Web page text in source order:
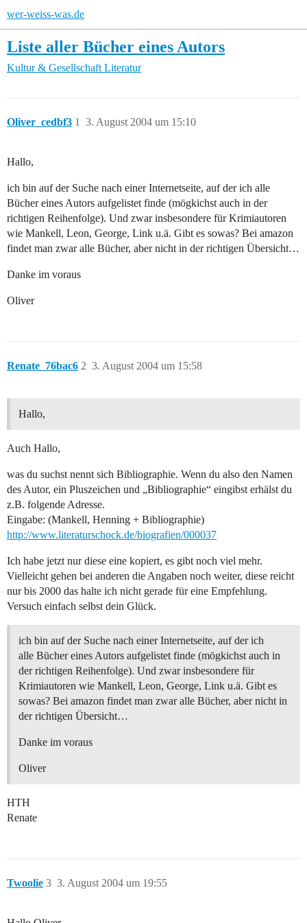
wer-weiss-was.de
Liste aller Bücher eines Autors
Kultur & Gesellschaft Literatur
Oliver_cedbf3 3. August 2004 um 15:10
1
Hallo,
ich bin auf der Suche nach einer Internetseite, auf der ich alle
Bücher eines Autors aufgelistet finde (mögkichst auch in der
richtigen Reihenfolge). Und zwar insbesondere für Krimiautoren
wie Mankell, Leon, George, Link u.ä. Gibt es sowas? Bei amazon
findet man zwar alle Bücher, aber nicht in der richtigen Übersicht…
Danke im voraus
Oliver
Renate_76bac6 3. August 2004 um 15:58
2
Hallo,
Auch Hallo,
was du suchst nennt sich Bibliographie. Wenn du also den Namen
des Autor, ein Pluszeichen und „Bibliographie“ eingibst erhälst du
z.B. folgende Adresse.
Eingabe: (Mankell, Henning + Bibliographie)
http://www.literaturschock.de/biografien/000037
Ich habe jetzt nur diese eine kopiert, es gibt noch viel mehr.
Vielleicht gehen bei anderen die Angaben noch weiter, diese reicht
nur bis 2000 das halte ich nicht gerade für eine Empfehlung.
Versuch einfach selbst dein Glück.
ich bin auf der Suche nach einer Internetseite, auf der ich
alle Bücher eines Autors aufgelistet finde (mögkichst auch in
der richtigen Reihenfolge). Und zwar insbesondere für
Krimiautoren wie Mankell, Leon, George, Link u.ä. Gibt es
sowas? Bei amazon findet man zwar alle Bücher, aber nicht in
der richtigen Übersicht…
Danke im voraus
Oliver
HTH
Renate
Twoolie 3. August 2004 um 19:55
3